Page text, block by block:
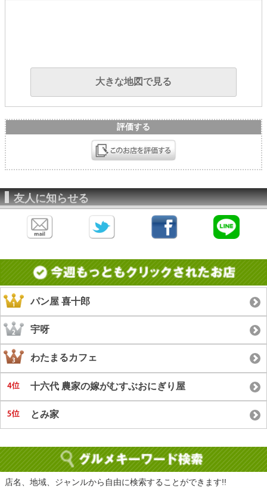
大きな地図で見る
評価する
友人に知らせる
パン屋 喜十郎
宇呀
わたまるカフェ
十六代 農家の嫁がむすぶおにぎり屋
とみ家
店名、地域、ジャンルから自由に検索することができます!!